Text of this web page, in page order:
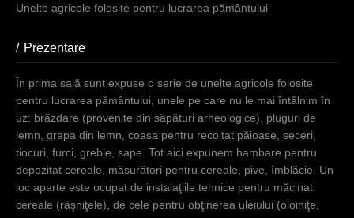
(provenite
din săpături
arheologice),
pluguri de
lemn, grapa
din lemn,
coasa pentru
recoltat
s
i
n
d
h
i
e
Unelte agricole folosite pentru lucrarea pământului
Prezentare
În prima sală sunt expuse o serie de unelte agricole folosite
pentru lucrarea pământului, unele pe care nu le mai întâlnim în
uz: brăzdare (provenite din săpături arheologice), pluguri de
lemn, grapa din lemn, coasa pentru recoltat păioase, seceri,
tiocuri, furci, greble, sape. Tot aici expunem hambare pentru
depozitat cereale, măsurători pentru cereale, pive, îmblăcie. Un
loc aparte este ocupat de instalaţiile tehnice pentru măcinat
cereale (râşniţele), de cele pentru obţinerea uleiului (oloiniţe,